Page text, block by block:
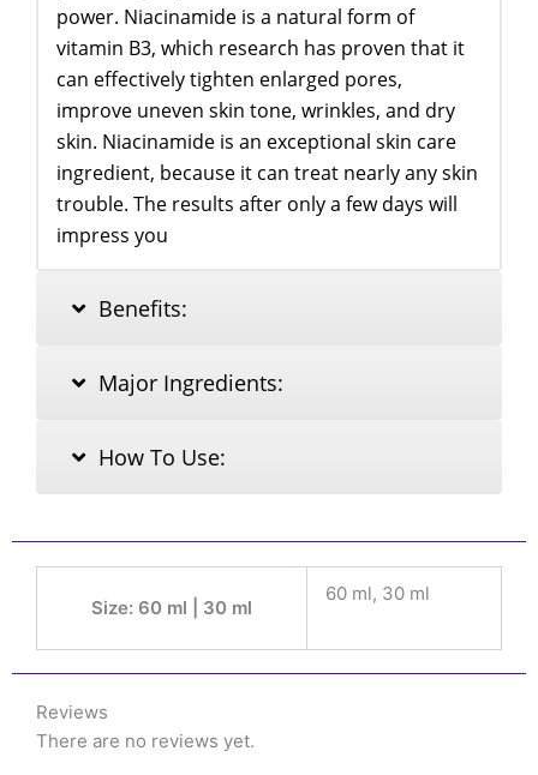
power. Niacinamide is a natural form of
vitamin B3, which research has proven that it
can effectively tighten enlarged pores,
improve uneven skin tone, wrinkles, and dry
skin. Niacinamide is an exceptional skin care
ingredient, because it can treat nearly any skin
trouble. The results after only a few days will
impress you
Benefits:
Major Ingredients:
How To Use:
Size: 60 ml | 30 ml
60 ml, 30 ml
Reviews
There are no reviews yet.